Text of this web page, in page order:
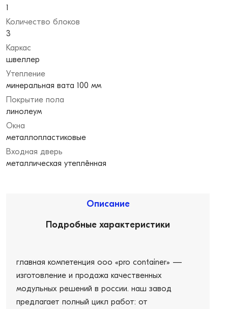
1
Количество блоков
3
Каркас
швеллер
Утепление
минеральная вата 100 мм
Покрытие пола
линолеум
Окна
металлопластиковые
Входная дверь
металлическая утеплённая
Описание
Подробные характеристики
главная компетенция ооо «pro container» —
изготовление и продажа качественных
модульных решений в россии. наш завод
предлагает полный цикл работ: от